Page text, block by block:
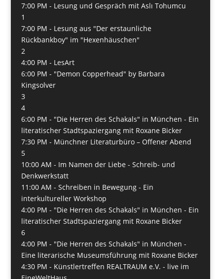
7:00 PM - Lesung und Gespräch mit Aslı Tohumcu
1
7:00 PM - Lesung aus "Der erstaunliche
Rückbankboy" im "Hexenhäuschen"
2
4:00 PM - LesArt
6:00 PM - "Demon Copperhead" by Barbara
Kingsolver
3
4
6:00 PM - "Die Herren des Schakals" in München - Ein
literatischer Stadtspaziergang mit Roxane Bicker
7:30 PM - Münchner Literaturbüro – Offener Abend
5
10:00 AM - Im Namen der Liebe - Schreib- und
Denkwerkstatt
11:00 AM - Schreiben in Bewegung - Ein
interkultureller Workshop
4:00 PM - "Die Herren des Schakals" in München - Ein
literatischer Stadtspaziergang mit Roxane Bicker
6
4:00 PM - "Die Herren des Schakals" in München -
Eine literarische Museumsführung mit Roxane Bicker
4:30 PM - Künstlertreffen REALTRAUM e.V. - live im